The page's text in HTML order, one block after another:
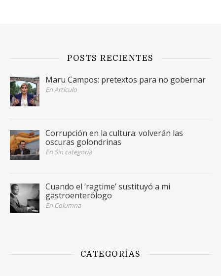
POSTS RECIENTES
Maru Campos: pretextos para no gobernar
En Artículo
Corrupción en la cultura: volverán las
oscuras golondrinas
En Sin categoría
Cuando el ‘ragtime’ sustituyó a mi
gastroenterólogo
En Columna
CATEGORÍAS